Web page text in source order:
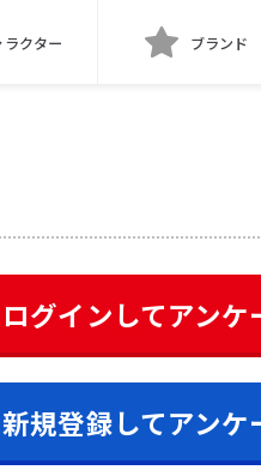
ラクター ブランド
グインしてアンケ
規登録してアンケ